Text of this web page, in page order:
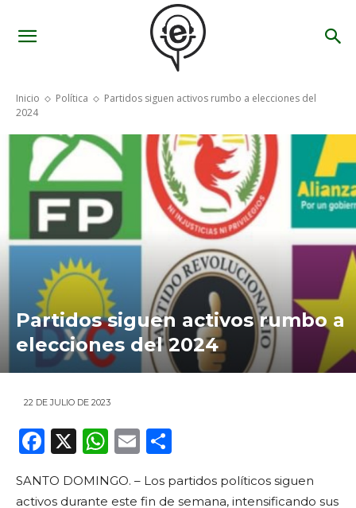
Inicio Política
Partidos siguen activos rumbo a elecciones del
2024
Partidos siguen activos rumbo a
elecciones del 2024
22 DE JULIO DE 2023
F
c
X
W
a
E
ai m
SANTO DOMINGO. – Los partidos políticos siguen
activos durante este fin de semana, intensificando sus